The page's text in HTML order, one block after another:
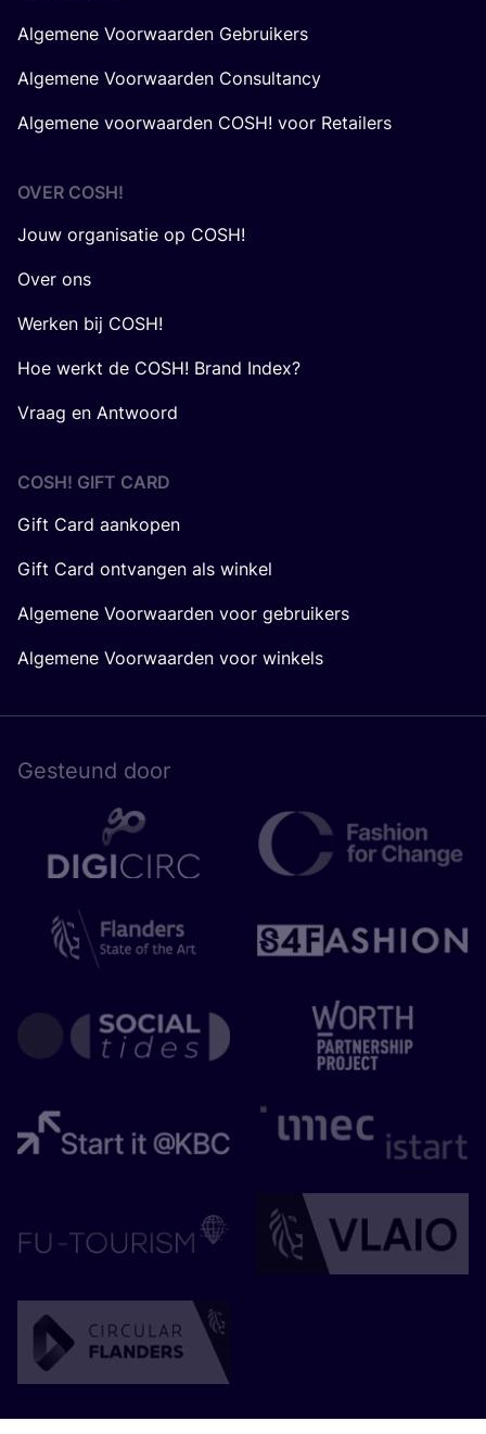
Algemene Voorwaarden Gebruikers
Algemene Voorwaarden Consultancy
Algemene voorwaarden COSH! voor Retailers
OVER COSH!
Jouw organisatie op COSH!
Over ons
Werken bij COSH!
Hoe werkt de COSH! Brand Index?
Vraag en Antwoord
COSH! GIFT CARD
Gift Card aankopen
Gift Card ontvangen als winkel
Algemene Voorwaarden voor gebruikers
Algemene Voorwaarden voor winkels
Gesteund door